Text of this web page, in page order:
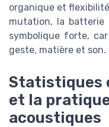
organique et
mutation, la batterie
symbolique forte,
geste, matière et son.
Statistiques
et la
acoustiques